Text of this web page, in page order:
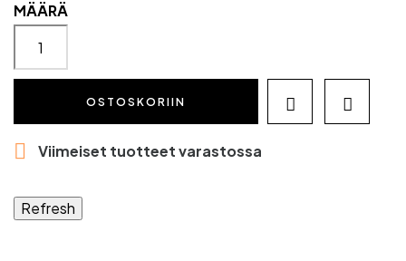
MÄÄRÄ
OSTOSKORIIN  
 Viimeiset tuotteet varastossa